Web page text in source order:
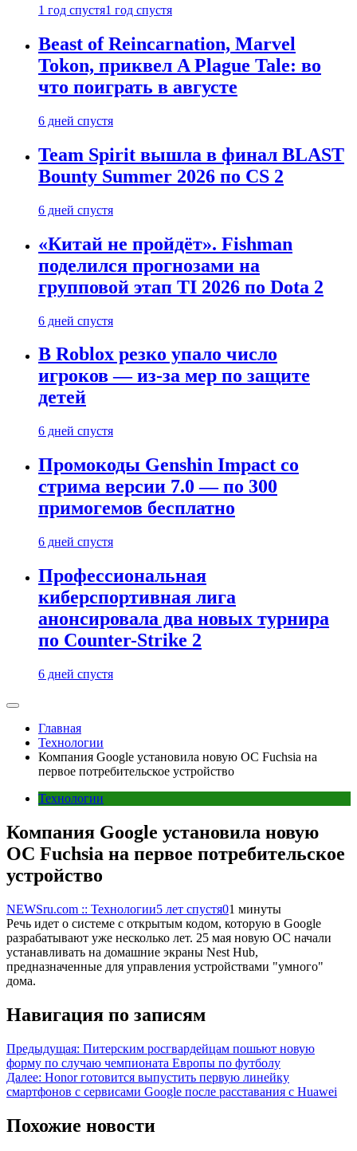
1 год спустя1 год спустя
Beast of Reincarnation, Marvel
Tokon, приквел A Plague Tale: во
что поиграть в августе
6 дней спустя
Team Spirit вышла в финал BLAST
Bounty Summer 2026 по CS 2
6 дней спустя
«Китай не пройдёт». Fishman
поделился прогнозами на
групповой этап TI 2026 по Dota 2
6 дней спустя
В Roblox резко упало число
игроков — из-за мер по защите
детей
6 дней спустя
Промокоды Genshin Impact со
стрима версии 7.0 — по 300
примогемов бесплатно
6 дней спустя
Профессиональная
киберспортивная лига
анонсировала два новых турнира
по Counter-Strike 2
6 дней спустя
Главная
Технологии
Компания Google установила новую OC Fuchsia на
первое потребительское устройство
Технологии
Компания Google установила новую
OC Fuchsia на первое потребительское
устройство
NEWSru.com :: Технологии5 лет спустя01 минуты
Речь идет о системе с открытым кодом, которую в Google
разрабатывают уже несколько лет. 25 мая новую ОС начали
устанавливать на домашние экраны Nest Hub,
предназначенные для управления устройствами "умного"
дома.
Навигация по записям
Предыдущая: Питерским росгвардейцам пошьют новую
форму по случаю чемпионата Европы по футболу
Далее: Honor готовится выпустить первую линейку
смартфонов с сервисами Google после расставания с Huawei
Похожие новости